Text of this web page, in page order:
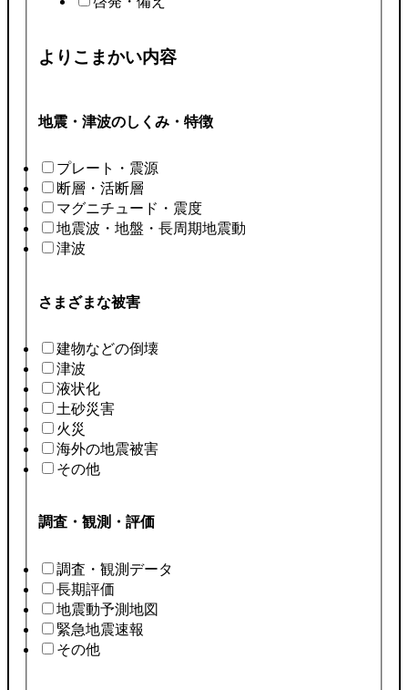
よりこまかい内容
地震・津波のしくみ・特徴
プレート・震源
断層・活断層
マグニチュード・震度
地震波・地盤・長周期地震動
津波
さまざまな被害
建物などの倒壊
津波
液状化
土砂災害
火災
海外の地震被害
その他
調査・観測・評価
調査・観測データ
長期評価
地震動予測地図
緊急地震速報
その他